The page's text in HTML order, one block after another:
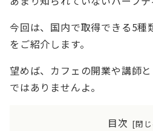
今回は、国内で取得できる5種
をご紹介します。
望めば、カフェの開業や講師
ではありませんよ。
目次